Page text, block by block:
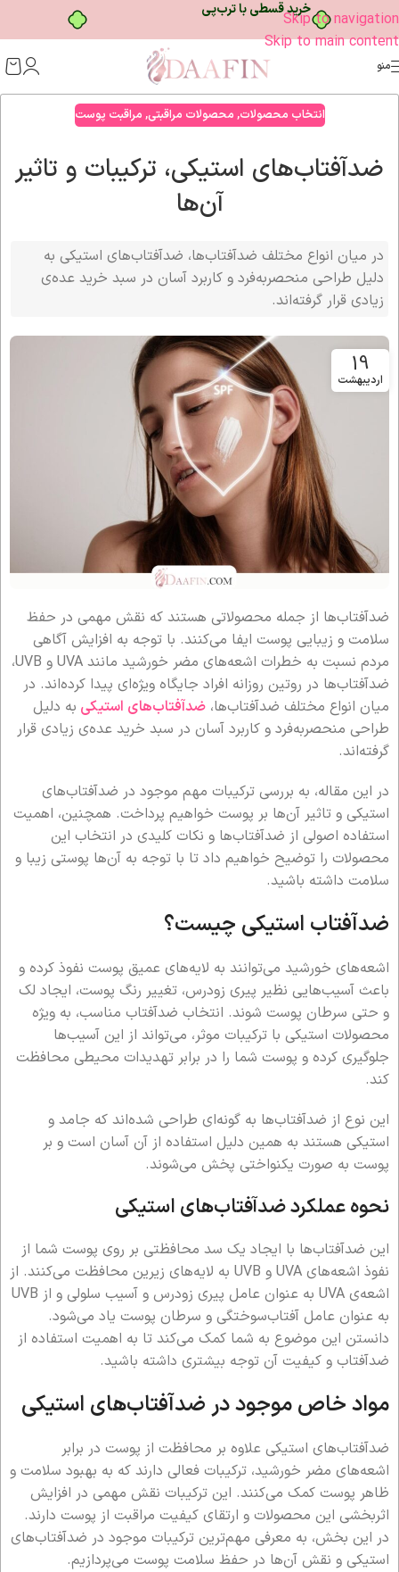
خرید قسطی با ترب‌پیSkip to navigation
Skip to main content
منو
انتخاب محصولات, محصولات مراقبتی, مراقبت پوست
ضدآفتاب‌های استیکی، ترکیبات و تاثیر
آن‌ها
در میان انواع مختلف ضدآفتاب‌ها، ضدآفتاب‌های استیکی به
دلیل طراحی منحصر‌به‌فرد و کاربرد آسان در سبد خرید عده‌ی
زیادی قرار گرفته‌اند.
19
اردیبهشت
ضدآفتاب‌ها از جمله محصولاتی هستند که نقش مهمی در حفظ
سلامت و زیبایی پوست ایفا می‌کنند. با توجه به افزایش آگاهی
مردم نسبت به خطرات اشعه‌های مضر خورشید مانند UVA و UVB،
ضدآفتاب‌ها در روتین روزانه افراد جایگاه ویژه‌ای پیدا کرده‌اند. در
میان انواع مختلف ضدآفتاب‌ها، ضدآفتاب‌های استیکی به دلیل
طراحی منحصر‌به‌فرد و کاربرد آسان در سبد خرید عده‌ی زیادی قرار
گرفته‌اند.
در این مقاله، به بررسی ترکیبات مهم موجود در ضدآفتاب‌های
استیکی و تاثیر آن‌ها بر پوست خواهیم پرداخت. همچنین، اهمیت
استفاده اصولی از ضدآفتاب‌ها و نکات کلیدی در انتخاب این
محصولات را توضیح خواهیم داد تا با توجه به آن‌ها پوستی زیبا و
سلامت داشته باشید.
ضدآفتاب‌ استیکی چیست؟
اشعه‌های خورشید می‌توانند به لایه‌های عمیق پوست نفوذ کرده و
باعث آسیب‌هایی نظیر پیری زودرس، تغییر رنگ پوست، ایجاد لک
و حتی سرطان پوست شوند. انتخاب ضدآفتاب مناسب، به ویژه
محصولات استیکی با ترکیبات موثر، می‌تواند از این آسیب‌ها
جلوگیری کرده و پوست شما را در برابر تهدیدات محیطی محافظت
کند.
این نوع از ضدآفتاب‌ها به گونه‌ای طراحی شده‌اند که جامد و
استیکی هستند به همین دلیل استفاده از آن آسان است و بر
پوست به صورت یکنواختی پخش می‌شوند.
نحوه عملکرد ضدآفتاب‌های استیکی
این ضدآفتاب‌ها با ایجاد یک سد محافظتی بر روی پوست شما از
نفوذ اشعه‌های UVA و UVB به لایه‌های زیرین محافظت می‌کنند. از
اشعه‌ی UVA به عنوان عامل پیری زودرس و آسیب سلولی و از UVB
به عنوان عامل آفتاب‌سوختگی و سرطان پوست یاد می‌شود.
دانستن این موضوع به شما کمک می‌کند تا به اهمیت استفاده از
ضدآفتاب و کیفیت آن توجه بیشتری داشته باشید.
مواد خاص موجود در ضدآفتاب‌های استیکی
ضدآفتاب‌های استیکی علاوه بر محافظت از پوست در برابر
اشعه‌های مضر خورشید، ترکیبات فعالی دارند که به بهبود سلامت و
ظاهر پوست کمک می‌کنند. این ترکیبات نقش مهمی در افزایش
اثربخشی این محصولات و ارتقای کیفیت مراقبت از پوست دارند.
در این بخش، به معرفی مهم‌ترین ترکیبات موجود در ضدآفتاب‌های
استیکی و نقش آن‌ها در حفظ سلامت پوست می‌پردازیم.